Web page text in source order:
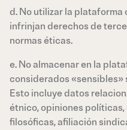
d. No utilizar la plataforma
infrinjan derechos de
normas éticas.
e. No almacenar en la
considerados «sensibles»
Esto incluye datos
étnico, opiniones
filosóficas, afiliación